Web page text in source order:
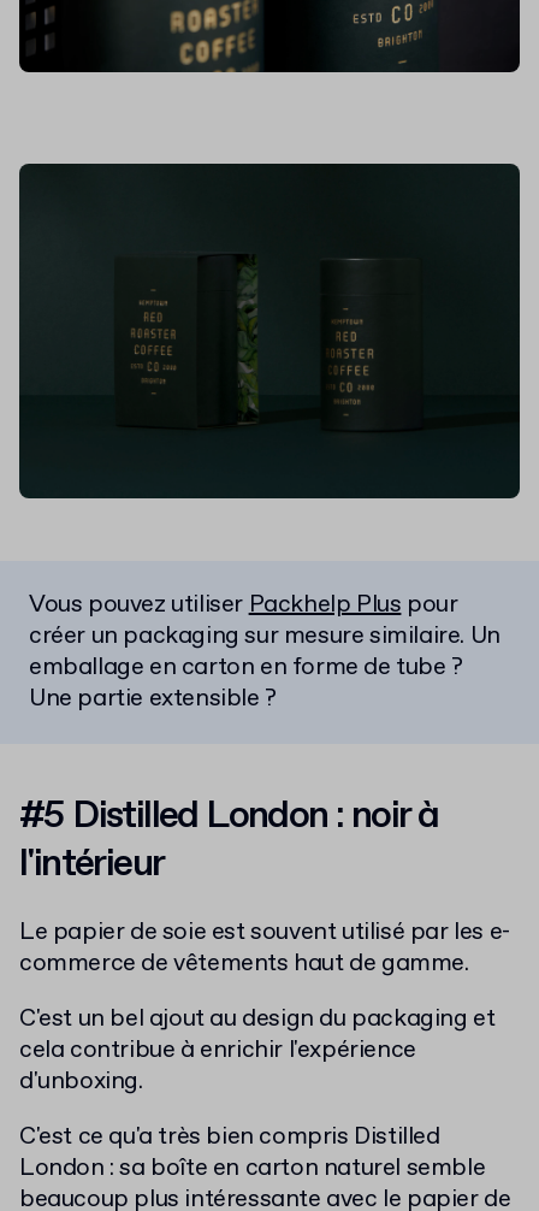
Vous pouvez utiliserPackhelp Pluspour
créer un packaging sur mesure similaire. Un
emballage en carton en forme de tube ?
Une partie extensible ?
#5 Distilled London : noir à
l'intérieur
Le papier de soie est souvent utilisé par les e-
commerce de vêtements haut de gamme.
C'est un bel ajout au design du packaging et
cela contribue à enrichir l'expérience
d'unboxing.
C'est ce qu'a très bien compris Distilled
London :sa boîte en carton naturel semble
beaucoup plus intéressante avec le papier de